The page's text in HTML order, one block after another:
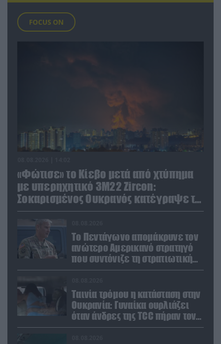
FOCUS ON
«Φώτισε» το Κίεβο μετά από χτύπημα
με υπερηχητικό 3M22 Zircon:
Σοκαρισμένος Ουκρανός κατέγραψε τη
στιγμή (βίντεο)
Το Πεντάγωνο απομάκρυνε τον
ανώτερο Αμερικανό στρατηγό
που συντόνιζε τη στρατιωτική
βοήθεια προς την Ουκρανία
Ταινία τρόμου η κατάσταση στην
Ουκρανία: Γυναίκα ουρλιάζει
όταν άνδρες της TCC πήραν τον
σύντροφό της (βίντεο)